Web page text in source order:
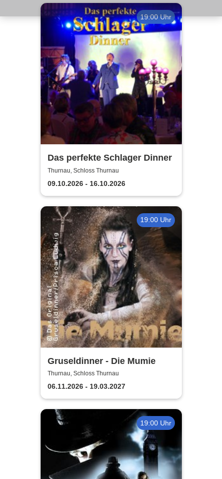
19:00 Uhr
Das perfekte Schlager Dinner
Thurnau, Schloss Thurnau
09.10.2026 - 16.10.2026
19:00 Uhr
Gruseldinner - Die Mumie
Thurnau, Schloss Thurnau
06.11.2026 - 19.03.2027
19:00 Uhr